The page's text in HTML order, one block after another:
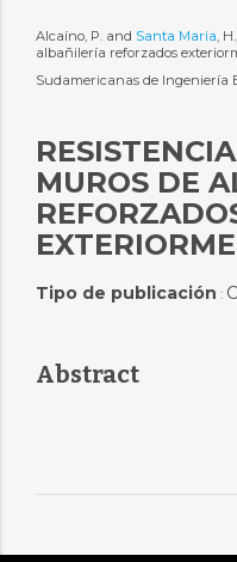
Alcaíno, P. and Santa María,
albañilería reforzados
Sudamericanas de Ingeniería
MUROS DE
Tipo de publicación :
Abstract